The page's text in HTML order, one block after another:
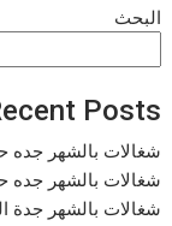
البحث
Posts
شغالات بالشهر جده حى
شغالات بالشهر جده حى
شغالات بالشهر جدة السنابل